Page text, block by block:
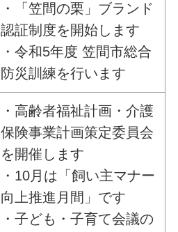
・
「笠間の栗」ブランド
認証制度を開始します
・令和5年度 笠間市総合
防災訓練を行います
・ 高齢者福祉計画・介護
保険事業計画策定委員会
を開催します
・10月は「飼い主マナー
向上推進月間」です
・子ども・子育て会議の